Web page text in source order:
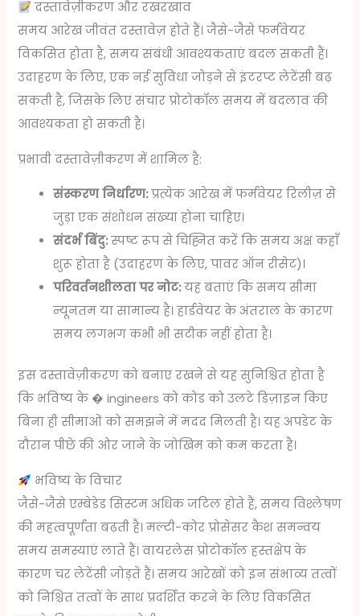
दस्तावेज़ीकरण और रखरखाव
समय आरेख जीवंत दस्तावेज़ होते हैं। जैसे-जैसे फर्मवेयर
विकसित होता है, समय संबंधी आवश्यकताएं बदल सकती हैं।
उदाहरण के लिए, एक नई सुविधा जोड़ने से इंटरप्ट लेटेंसी बढ़
सकती है, जिसके लिए संचार प्रोटोकॉल समय में बदलाव की
आवश्यकता हो सकती है।
प्रभावी दस्तावेज़ीकरण में शामिल है:
संस्करण निर्धारण:प्रत्येक आरेख में फर्मवेयर रिलीज़ से
जुड़ा एक संशोधन संख्या होना चाहिए।
संदर्भ बिंदु:स्पष्ट रूप से चिह्नित करें कि समय अक्ष कहाँ
शुरू होता है (उदाहरण के लिए, पावर ऑन रीसेट)।
परिवर्तनशीलता पर नोट:यह बताएं कि समय सीमा
न्यूनतम या सामान्य है। हार्डवेयर के अंतराल के कारण
समय लगभग कभी भी सटीक नहीं होता है।
इस दस्तावेज़ीकरण को बनाए रखने से यह सुनिश्चित होता है
कि भविष्य के � ingineers को कोड को उलटे डिज़ाइन किए
बिना ही सीमाओं को समझने में मदद मिलती है। यह अपडेट के
दौरान पीछे की ओर जाने के जोखिम को कम करता है।
भविष्य के विचार
जैसे-जैसे एम्बेडेड सिस्टम अधिक जटिल होते हैं, समय विश्लेषण
की महत्वपूर्णता बढ़ती है। मल्टी-कोर प्रोसेसर कैश समन्वय
समय समस्याएं लाते हैं। वायरलेस प्रोटोकॉल हस्तक्षेप के
कारण चर लेटेंसी जोड़ते हैं। समय आरेखों को इन संभाव्य तत्वों
को निश्चित तत्वों के साथ प्रदर्शित करने के लिए विकसित